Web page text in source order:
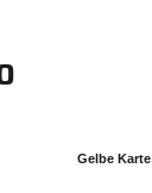
Gelbe Karte